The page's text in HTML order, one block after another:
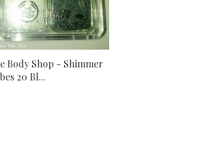
Body Shop - Shimmer
20 Bl...